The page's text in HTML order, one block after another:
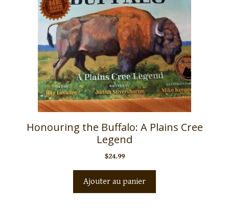
Honouring the Buffalo: A Plains Cree
Legend
$24.99
Ajouter au panier